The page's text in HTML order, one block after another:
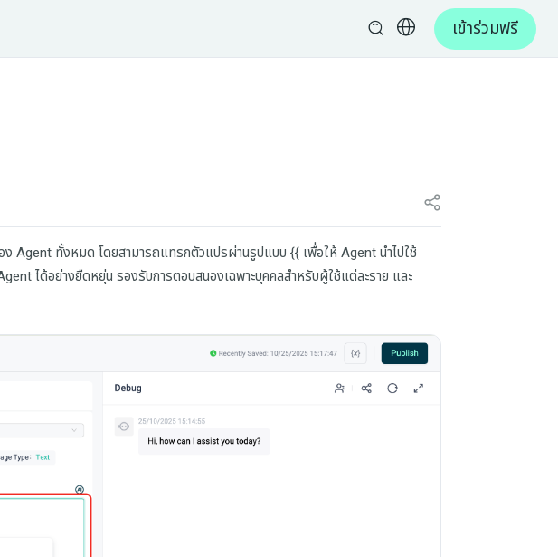
เข้าร่วมฟรี
ง Agent ทั้งหมด โดยสามารถแทรกตัวแปรผ่านรูปแบบ {{ เพื่อให้ Agent นำไปใช้
ได้อย่างยืดหยุ่น รองรับการตอบสนองเฉพาะบุคคลสำหรับผู้ใช้แต่ละราย และ